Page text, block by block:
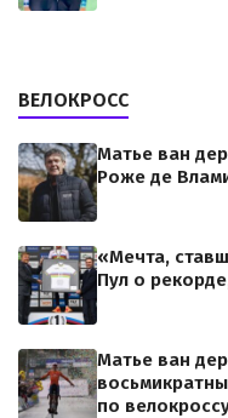
ВЕЛОКРОСС
Матье ван
Роже де
«Мечта,
Пул о
Матье ван
по